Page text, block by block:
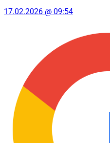
17.02.2026 @ 09:54